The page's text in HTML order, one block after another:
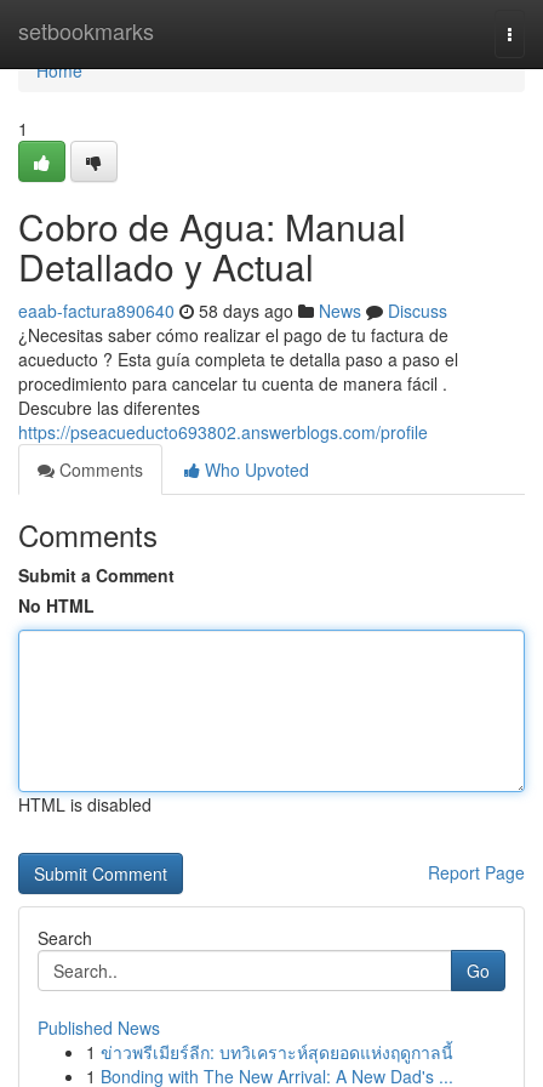
setbookmarks
Home
Home
1
Cobro de Agua: Manual
Detallado y Actual
eaab-factura890640 58 days ago News
Discuss
¿Necesitas saber cómo realizar el pago de tu factura de
acueducto ? Esta guía completa te detalla paso a paso el
procedimiento para cancelar tu cuenta de manera fácil .
Descubre las diferentes
https://pseacueducto693802.answerblogs.com/profile
Comments
Who Upvoted
Comments
Submit a Comment
No HTML
HTML is disabled
Report Page
Search
Go
Published News
1 ข่าวพรีเมียร์ลีก: บทวิเคราะห์สุดยอดแห่งฤดูกาลนี้
1 Bonding with The New Arrival: A New Dad's ...